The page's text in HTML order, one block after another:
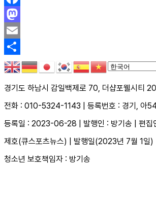
Facebook
Mastodon
Email
Share
경기도 하남시 감일백제로 70, 더샵포웰시티
전화 : 010-5324-1143 | 등록번호 : 경기, 아
등록일 : 2023-06-28 | 발행인 : 방기송 | 편집
제호(큐스포츠뉴스) | 발행일(2023년 7월 1일)
청소년 보호책임자 : 방기송